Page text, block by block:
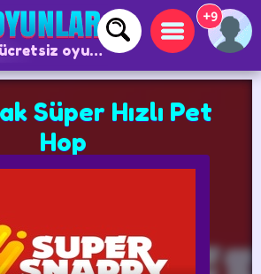
Oyunlar, ücretsiz oyunlar ve çevrimiçi oyunlar
+9
Süper Hızlı Pet
Hop